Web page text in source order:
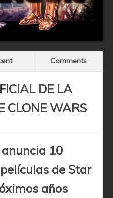
Comments
DE LA
CLONE WARS
10
de Star
años